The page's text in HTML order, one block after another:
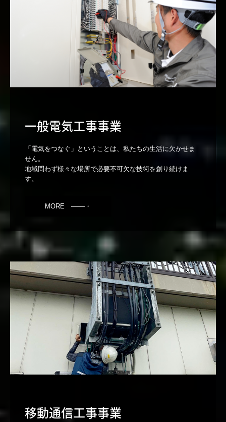
一般電気工事事業
「電気をつなぐ」ということは、私たちの生活に欠かせま
せん。
地域問わず様々な場所で必要不可欠な技術を創り続けま
MORE ───・
移動通信工事事業